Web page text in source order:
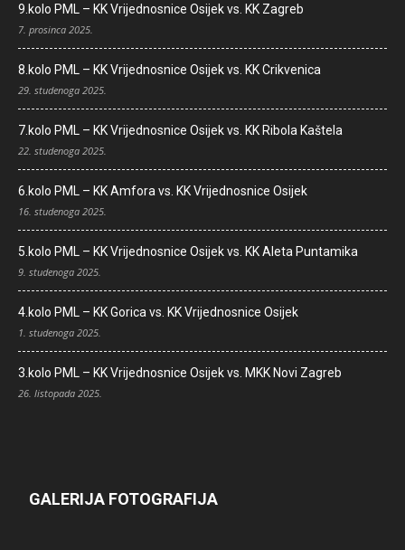
9.kolo PML – KK Vrijednosnice Osijek vs. KK Zagreb
7. prosinca 2025.
8.kolo PML – KK Vrijednosnice Osijek vs. KK Crikvenica
29. studenoga 2025.
7.kolo PML – KK Vrijednosnice Osijek vs. KK Ribola Kaštela
22. studenoga 2025.
6.kolo PML – KK Amfora vs. KK Vrijednosnice Osijek
16. studenoga 2025.
5.kolo PML – KK Vrijednosnice Osijek vs. KK Aleta Puntamika
9. studenoga 2025.
4.kolo PML – KK Gorica vs. KK Vrijednosnice Osijek
1. studenoga 2025.
3.kolo PML – KK Vrijednosnice Osijek vs. MKK Novi Zagreb
26. listopada 2025.
GALERIJA FOTOGRAFIJA